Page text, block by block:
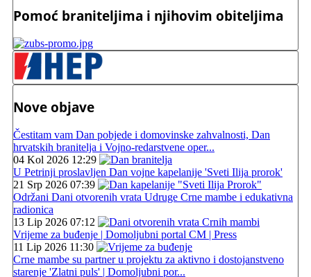
Pomoć braniteljima i njihovim obiteljima
Nove objave
Čestitam vam Dan pobjede i domovinske zahvalnosti, Dan
hrvatskih branitelja i Vojno-redarstvene oper...
04 Kol 2026 12:29
U Petrinji proslavljen Dan vojne kapelanije 'Sveti Ilija prorok'
21 Srp 2026 07:39
Održani Dani otvorenih vrata Udruge Crne mambe i edukativna
radionica
13 Lip 2026 07:12
Vrijeme za buđenje | Domoljubni portal CM | Press
11 Lip 2026 11:30
Crne mambe su partner u projektu za aktivno i dostojanstveno
starenje 'Zlatni puls' | Domoljubni por...